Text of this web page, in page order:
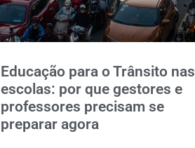
Educação para o Trânsito nas
escolas: por que gestores e
professores precisam se
preparar agora